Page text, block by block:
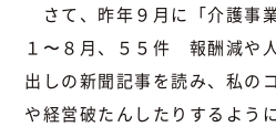
さて、昨年９月に「介護事
１〜８月、５５件 報酬減や
出しの新聞記事を読み、私の
や経営破たんしたりするよう